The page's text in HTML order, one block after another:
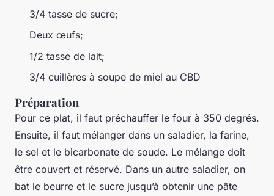
3/4 tasse de sucre;
Deux œufs;
1/2 tasse de lait;
3/4 cuillères à soupe de miel au CBD
Préparation
Pour ce plat, il faut préchauffer le four à 350 degrés.
Ensuite, il faut mélanger dans un saladier, la farine,
le sel et le bicarbonate de soude. Le mélange doit
être couvert et réservé. Dans un autre saladier, on
bat le beurre et le sucre jusqu’à obtenir une pâte